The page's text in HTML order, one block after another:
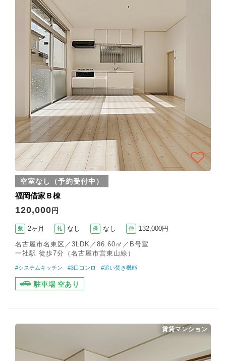
空室なし（予約受付中）
福岡借家Ｂ棟
120,000 円
敷 2ヶ月 礼 なし 保 なし 仲 132,000円
名古屋市名東区／3LDK／86.60㎡／B号室
一社駅 徒歩7分（名古屋市営東山線）
#システムキッチン #3口コンロ #追い焚き機能
駐車場 空あり
賃貸マンション